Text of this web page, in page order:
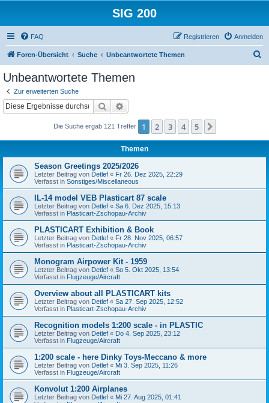
SIG 200
FAQ Anmelden
Registrieren
Foren-Übersicht Suche Unbeantwortete Themen
Unbeantwortete Themen
Zur erweiterten Suche
Suche
Die Suche ergab 121 Treffer 1 2 3 4 5
Themen
Season Greetings 2025/2026
Letzter Beitrag von Detlef « Fr 26. Dez 2025, 22:29
Verfasst in Sonstiges/Miscellaneous
IL-14 model VEB Plasticart 87 scale
Letzter Beitrag von Detlef « Sa 6. Dez 2025, 15:13
Verfasst in Plasticart-Zschopau-Archiv
PLASTICART Exhibition & Book
Letzter Beitrag von Detlef « Fr 28. Nov 2025, 06:57
Verfasst in Plasticart-Zschopau-Archiv
Monogram Airpower Kit - 1959
Letzter Beitrag von Detlef « So 5. Okt 2025, 13:54
Verfasst in Flugzeuge/Aircraft
Overview about all PLASTICART kits
Letzter Beitrag von Detlef « Sa 27. Sep 2025, 12:52
Verfasst in Plasticart-Zschopau-Archiv
Recognition models 1:200 scale - in PLASTIC
Letzter Beitrag von Detlef « Do 4. Sep 2025, 23:12
Verfasst in Flugzeuge/Aircraft
1:200 scale - here Dinky Toys-Meccano & more
Letzter Beitrag von Detlef « Mi 3. Sep 2025, 11:26
Verfasst in Flugzeuge/Aircraft
Konvolut 1:200 Airplanes
Letzter Beitrag von Detlef « Mi 27. Aug 2025, 01:41